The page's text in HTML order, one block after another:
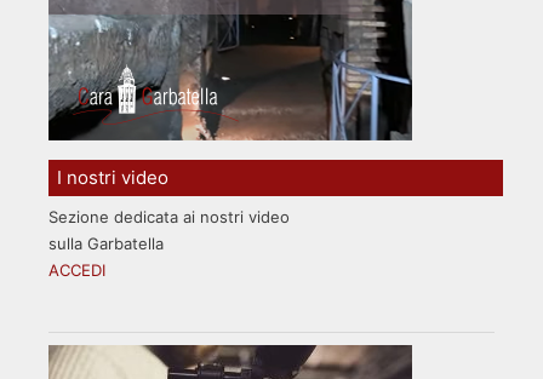
I nostri video
Sezione dedicata ai nostri video
sulla Garbatella
ACCEDI